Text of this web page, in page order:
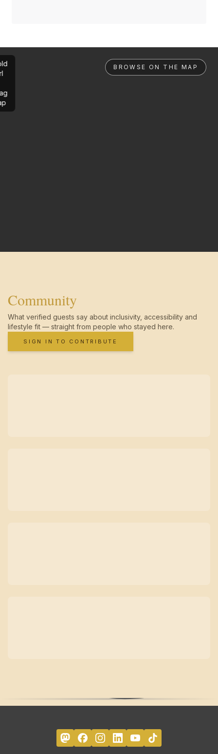
BROWSE ON THE MAP
Community
What verified guests say about inclusivity, accessibility and
lifestyle fit — straight from people who stayed here.
SIGN IN TO CONTRIBUTE